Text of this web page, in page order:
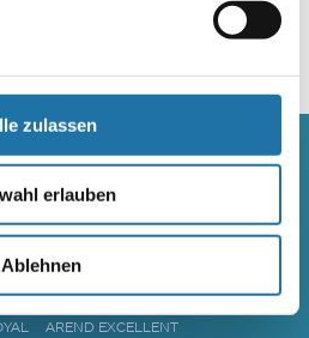
zulassen
erlauben
Ablehnen
SAUNA
SAUNA
ELEMENTSAUNA AREND MAATA
AREND EXCELLENT